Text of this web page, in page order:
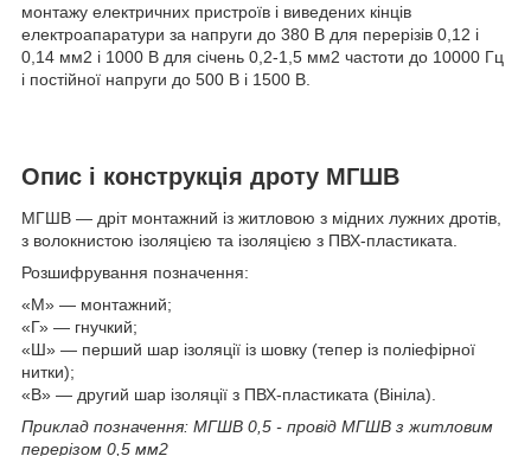
монтажу електричних пристроїв і виведених кінців
електроапаратури за напруги до 380 В для перерізів 0,12 і
0,14 мм2 і 1000 В для січень 0,2-1,5 мм2 частоти до 10000 Гц
і постійної напруги до 500 В і 1500 В.
Опис і конструкція дроту МГШВ
МГШВ — дріт монтажний із житловою з мідних лужних дротів,
з волокнистою ізоляцією та ізоляцією з ПВХ-пластиката.
Розшифрування позначення:
«М» — монтажний;
«Г» — гнучкий;
«Ш» — перший шар ізоляції із шовку (тепер із поліефірної
нитки);
«В» — другий шар ізоляції з ПВХ-пластиката (Вініла).
Приклад позначення: МГШВ 0,5 - провід МГШВ з житловим
перерізом 0,5 мм2